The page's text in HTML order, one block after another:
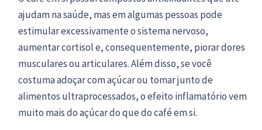
ajudam na saúde, mas em algumas pessoas pode
estimular excessivamente o sistema nervoso,
aumentar cortisol e, consequentemente, piorar dores
musculares ou articulares. Além disso, se você
costuma adoçar com açúcar ou tomar junto de
alimentos ultraprocessados, o efeito inflamatório vem
muito mais do açúcar do que do café em si.